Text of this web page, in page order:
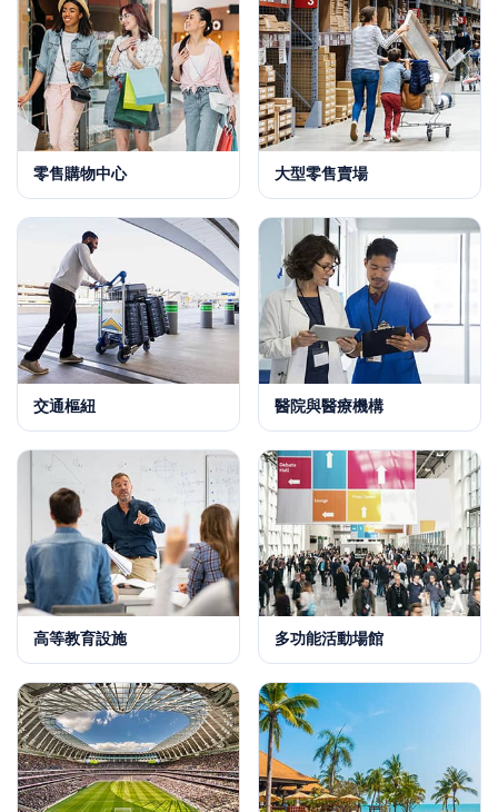
零售購物中心 大型零售賣場
交通樞紐 醫院與醫療機構
高等教育設施 多功能活動場館